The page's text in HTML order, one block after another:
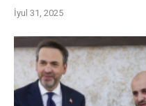
İyul 31, 2025